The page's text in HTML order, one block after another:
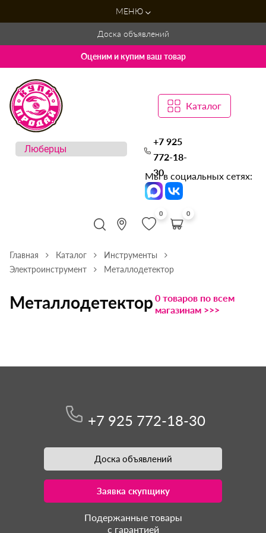
МЕНЮ
Доска объявлений
Оценим и купим ваш товар
Каталог
+7 925
772-18-
30
Мы в социальных сетях:
0 0
Главная Каталог
Инструменты
Электроинструмент
Металлодетектор
Металлодетектор 0 товаров по всем
магазинам >>>
+7 925 772-18-30
Доска объявлений
Заявка скупщику
Подержанные товары
с гарантией